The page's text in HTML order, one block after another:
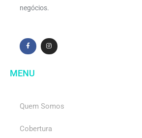
negócios.
MENU
Quem Somos
Cobertura